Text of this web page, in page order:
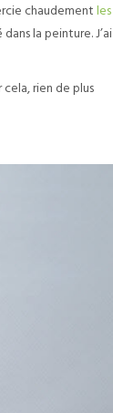
chaudementles
la peinture. J’ai
cela, rien de plus